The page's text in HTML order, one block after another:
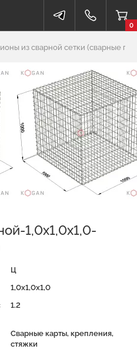
0
в корзину
из сварной сетки (сварные
1,0х1,0х1,0-
Ц
1,0х1,0х1,0
1.2
Сварные карты, крепления,
стяжки